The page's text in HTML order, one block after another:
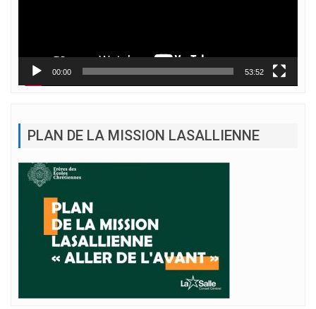
00:00 53:52
PLAN DE LA MISSION LASALLIENNE